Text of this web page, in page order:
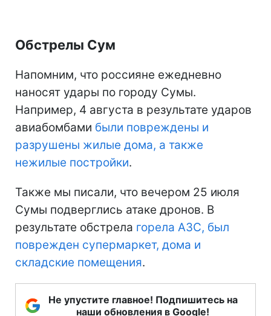
Обстрелы Сум
Напомним, что россияне ежедневно
наносят удары по городу Сумы.
Например, 4 августа в результате ударов
авиабомбами были повреждены и
разрушены жилые дома, а также
нежилые постройки.
Также мы писали, что вечером 25 июля
Сумы подверглись атаке дронов. В
результате обстрела горела АЗС, был
поврежден супермаркет, дома и
складские помещения.
Не упустите главное! Подпишитесь на
наши обновления в Google!